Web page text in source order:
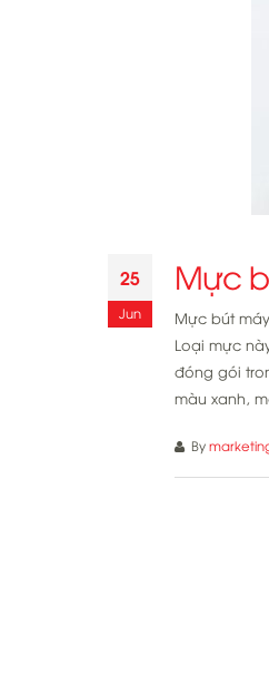
25
Jun
Mực
Mực bút
Loại mực
đóng gói
màu xanh,
By